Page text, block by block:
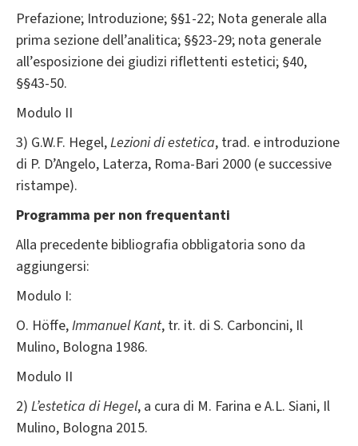
Prefazione; Introduzione; §§1-22; Nota generale alla
prima sezione dell’analitica; §§23-29; nota generale
all’esposizione dei giudizi riflettenti estetici; §40,
§§43-50.
Modulo II
3) G.W.F. Hegel,Lezioni di estetica, trad. e introduzione
di P. D’Angelo, Laterza, Roma-Bari 2000 (e successive
ristampe).
Programma per non frequentanti
Alla precedente bibliografia obbligatoria sono da
aggiungersi:
Modulo I:
O. Höffe,Immanuel Kant, tr. it. di S. Carboncini, Il
Mulino, Bologna 1986.
Modulo II
2) L’estetica di Hegel, a cura di M. Farina e A.L. Siani, Il
Mulino, Bologna 2015.